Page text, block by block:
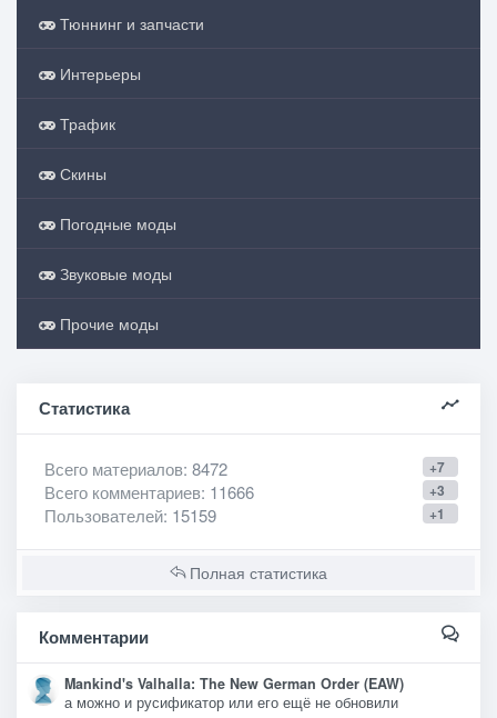
Тюннинг и запчасти
Интерьеры
Трафик
Скины
Погодные моды
Звуковые моды
Прочие моды
Статистика
+7
Всего материалов: 8472
+3
Всего комментариев: 11666
+1
Пользователей: 15159
Полная статистика
Комментарии
Mankind's Valhalla: The New German Order (EAW)
а можно и русификатор или его ещё не обновили